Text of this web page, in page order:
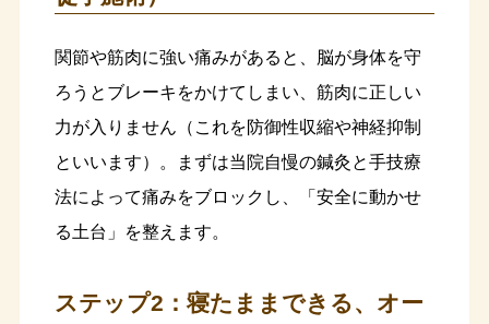
関節や筋肉に強い痛みがあると、脳が身体を守
ろうとブレーキをかけてしまい、筋肉に正しい
力が入りません（これを防御性収縮や神経抑制
といいます）。まずは当院自慢の鍼灸と手技療
法によって痛みをブロックし、「安全に動かせ
る土台」を整えます。
ステップ2：寝たままできる、オー